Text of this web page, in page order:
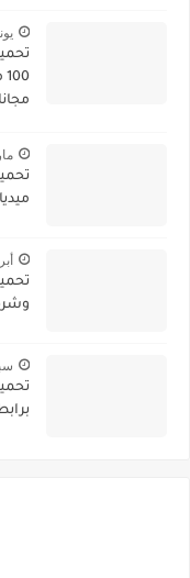
يونيو
مجانا gta san andreas pc